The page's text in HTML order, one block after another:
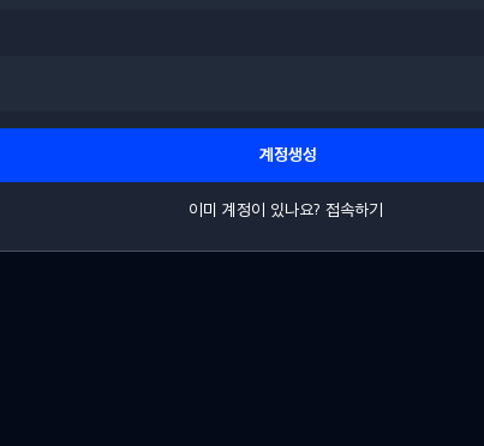
계정생성
이미 계정이 있나요? 접속하기